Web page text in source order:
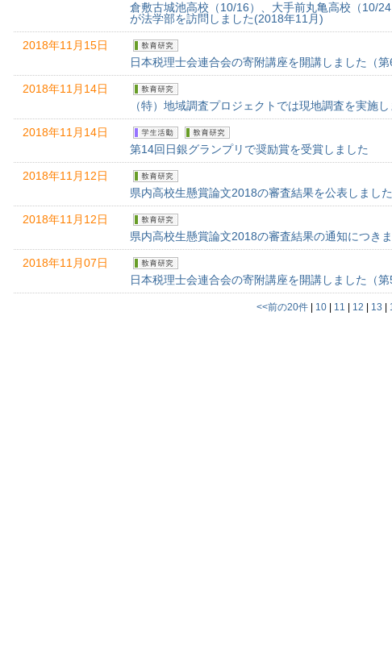
倉敷古城池高校（10/16）、大手前丸亀高校（10/
が法学部を訪問しました(2018年11月)
2018年11月15日
日本税理士会連合会の寄附講座を開講しました（第
2018年11月14日
（特）地域調査プロジェクトでは現地調査を実施
2018年11月14日
第14回日銀グランプリで奨励賞を受賞しました
2018年11月12日
県内高校生懸賞論文2018の審査結果を公表しました
2018年11月12日
県内高校生懸賞論文2018の審査結果の通知につき
2018年11月07日
日本税理士会連合会の寄附講座を開講しました（第
<<前の20件| 10| 11 12 13